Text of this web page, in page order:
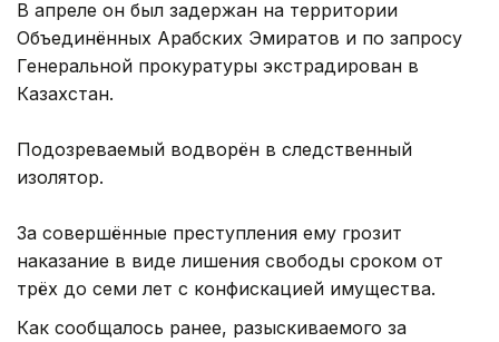
В апреле он был задержан на территории
Объединённых Арабских Эмиратов и по запросу
Генеральной прокуратуры экстрадирован в
Казахстан.
Подозреваемый водворён в следственный
изолятор.
За совершённые преступления ему грозит
наказание в виде лишения свободы сроком от
трёх до семи лет с конфискацией имущества.
Как сообщалось ранее, разыскиваемого за